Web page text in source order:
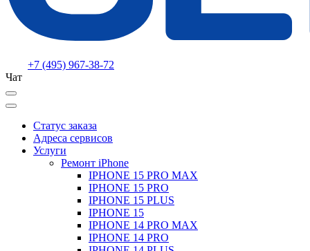
+7 (495) 967-38-72
Чат
Статус заказа
Адреса сервисов
Услуги
Ремонт iPhone
IPHONE 15 PRO MAX
IPHONE 15 PRO
IPHONE 15 PLUS
IPHONE 15
IPHONE 14 PRO MAX
IPHONE 14 PRO